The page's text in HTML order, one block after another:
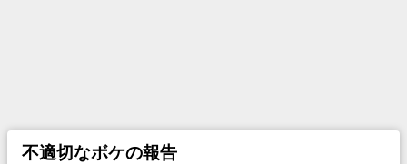
不適切なボケの報告